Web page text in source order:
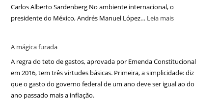
Carlos Alberto Sardenberg No ambiente internacional, o
presidente do México, Andrés Manuel López… Leia mais
A mágica furada
A regra do teto de gastos, aprovada por Emenda Constitucional
em 2016, tem três virtudes básicas. Primeira, a simplicidade: diz
que o gasto do governo federal de um ano deve ser igual ao do
ano passado mais a inflação.